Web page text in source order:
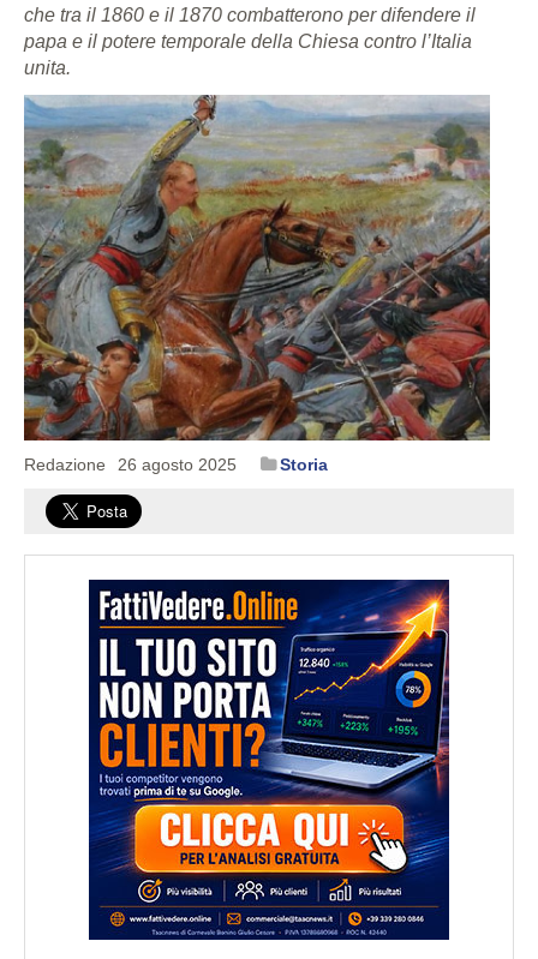
che tra il 1860 e il 1870 combatterono per difendere il
papa e il potere temporale della Chiesa contro l’Italia
unita.
Redazione 26 agosto 2025 Storia